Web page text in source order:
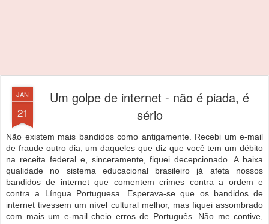
JAN
21
Um golpe de internet - não é piada, é
sério
Não existem mais bandidos como antigamente. Recebi um e-mail
de fraude outro dia, um daqueles que diz que você tem um débito
na receita federal e, sinceramente, fiquei decepcionado. A baixa
qualidade no sistema educacional brasileiro já afeta nossos
bandidos de internet que comentem crimes contra a ordem e
contra a Língua Portuguesa. Esperava-se que os bandidos de
internet tivessem um nível cultural melhor, mas fiquei assombrado
com mais um e-mail cheio erros de Português. Não me contive,